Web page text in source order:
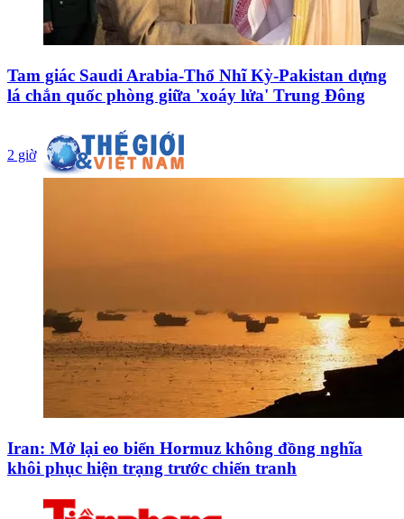
Tam giác Saudi Arabia-Thổ Nhĩ Kỳ-Pakistan dựng
lá chắn quốc phòng giữa 'xoáy lửa' Trung Đông
2 giờ
Iran: Mở lại eo biển Hormuz không đồng nghĩa
khôi phục hiện trạng trước chiến tranh